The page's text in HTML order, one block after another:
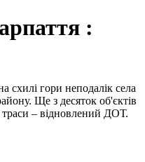
:
схилі гори неподалік села
Ще з десяток об'єктів
траси – відновлений ДОТ.